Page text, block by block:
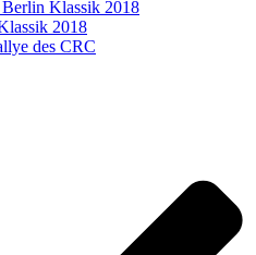
Klassik 2018
2018
des CRC